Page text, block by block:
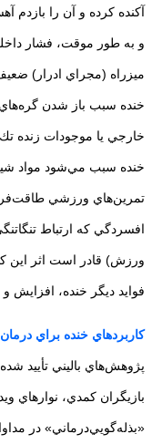
آكنده كرده و آن را
و به طور موقت، فشار
ميزراه (مجراي ادرار)
خنده سبب باز شدن گره‌هاي
خارجي يا موجودات زنده تك
خنده سبب مي‌شود مواد
تمرين‌هاي ورزشي
افسردگي كه ارتباط
ورزش) قادر است اثر اين
فوايد ديگر خنده، افزايش
كاربردهاي خنده براي درمان
پژوهش‌هاي باليني تأييد
بازيگران كمدي، نوارهاي
«بذله‌گويي‌درماني» در